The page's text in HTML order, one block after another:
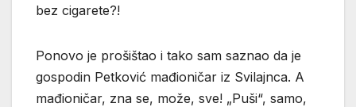
bez cigarete?!
Ponovo je prošištao i tako sam saznao da je
gospodin Petković mađioničar iz Svilajnca. A
mađioničar, zna se, može, sve! „Puši“, samo,